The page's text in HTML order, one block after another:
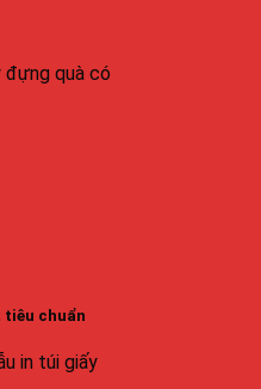
đựng quà có
chuẩn
in túi giấy